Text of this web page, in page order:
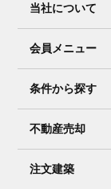
当社について
会員メニュー
条件から探す
不動産売却
注文建築